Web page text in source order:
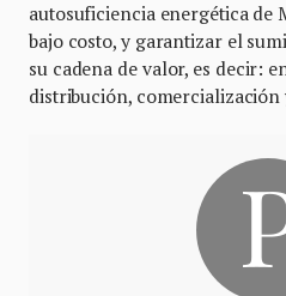
autosuficiencia energética de
bajo costo, y garantizar el
su cadena de valor, es decir:
distribución, comercialización